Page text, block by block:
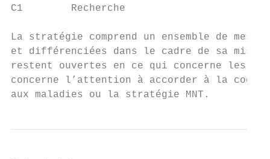
C1        Recherche
La stratégie comprend un ensemble de
et différenciées dans le cadre de sa mise
restent ouvertes en ce qui concerne les
concerne l’attention à accorder à la
aux maladies ou la stratégie MNT.